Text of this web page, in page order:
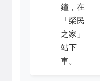
鐘，在
「榮民
之家」
站下
車。